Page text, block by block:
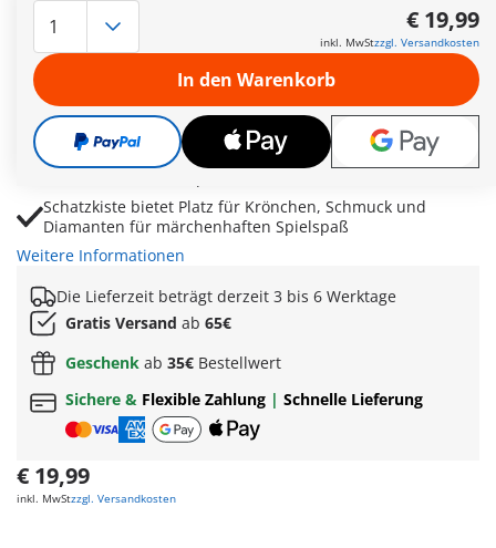
Regenbogenprinzessinnen für magische Nächte über den
Wolken
Wolkenbettchen und sanft schaukelnde Hängematten
sorgen für traumhafte Schlafszenen
Funkelnde Schmucksteine, Dekosterne und Accessoires
ermöglichen kreative Gestaltungsideen
Teddybär, Teppich, Nachttisch und Kissen fördern
Schatzkiste bietet Platz für Krönchen, Schmuck und
Diamanten für märchenhaften Spielspaß
Weitere Informationen
Die Lieferzeit beträgt derzeit 3 bis 6 Werktage
Gratis Versand ab 65€
Geschenk ab 35€ Bestellwert
Sichere & Flexible Zahlung | Schnelle Lieferung
€ 19,99
inkl. MwStzzgl. Versandkosten
€ 19,99
inkl. MwStzzgl. Versandkosten
In den Warenkorb